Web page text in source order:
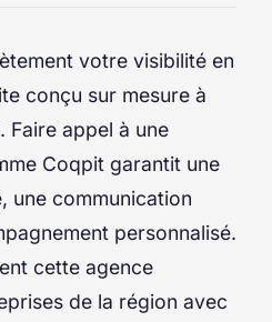
votre visibilité en
conçu sur mesure à
Faire appel à une
Coqpit garantit une
une communication
personnalisé.
cette agence
de la région avec